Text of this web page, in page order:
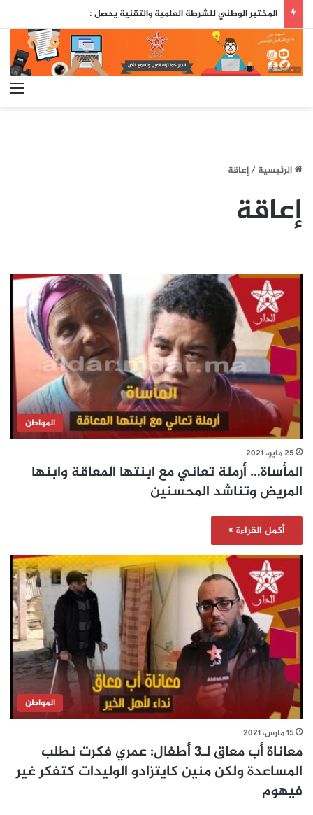
الرئيسية/إعاقة
إعاقة
المواطن
25 مايو، 2021
المأساة… أرملة تعاني مع ابنتها المعاقة وابنها
المريض وتناشد المحسنين
أكمل القراءة »
المواطن
15 مارس، 2021
معاناة أب معاق لـ3 أطفال: عمري فكرت نطلب
المساعدة ولكن منين كايتزادو الوليدات كتفكر غير
فيهوم